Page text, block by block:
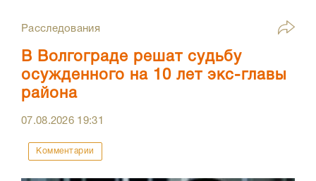
Расследования
В Волгограде решат судьбу
осужденного на 10 лет экс-главы
района
07.08.2026 19:31
Комментарии